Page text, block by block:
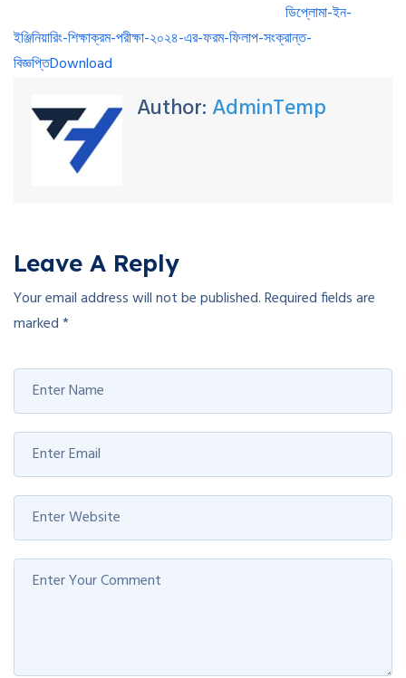
ডিপ্লোমা-ইন-
ইঞ্জিনিয়ারিং-শিক্ষাক্রম-পরীক্ষা-২০২৪-এর-ফরম-ফিলাপ-সংক্রান্ত-
বিজ্ঞপ্তিDownload
Author: AdminTemp
Leave A Reply
Your email address will not be published.Required fields are
marked*